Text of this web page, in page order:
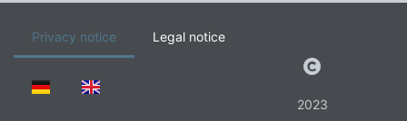
Privacy notice Legal notice
2023